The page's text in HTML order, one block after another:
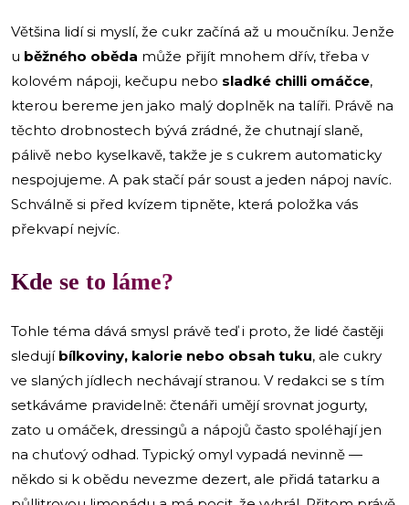
Většina lidí si myslí, že cukr začíná až u moučníku. Jenže
u běžného oběda může přijít mnohem dřív, třeba v
kolovém nápoji, kečupu nebo sladké chilli omáčce,
kterou bereme jen jako malý doplněk na talíři. Právě na
těchto drobnostech bývá zrádné, že chutnají slaně,
pálivě nebo kyselkavě, takže je s cukrem automaticky
nespojujeme. A pak stačí pár soust a jeden nápoj navíc.
Schválně si před kvízem tipněte, která položka vás
překvapí nejvíc.
Kde se to láme?
Tohle téma dává smysl právě teď i proto, že lidé častěji
sledují bílkoviny, kalorie nebo obsah tuku, ale cukry
ve slaných jídlech nechávají stranou. V redakci se s tím
setkáváme pravidelně: čtenáři umějí srovnat jogurty,
zato u omáček, dressingů a nápojů často spoléhají jen
na chuťový odhad. Typický omyl vypadá nevinně —
někdo si k obědu nevezme dezert, ale přidá tatarku a